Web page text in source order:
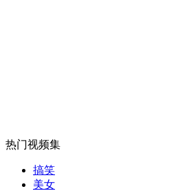
女孩北京地铁殴打老人 痛下
热门视频集
搞笑
美女